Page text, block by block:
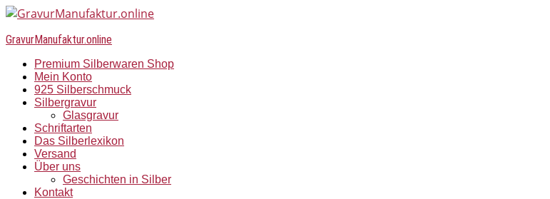
GravurManufaktur.online
Premium Silberwaren Shop
Mein Konto
925 Silberschmuck
Silbergravur
Glasgravur
Schriftarten
Das Silberlexikon
Versand
Über uns
Geschichten in Silber
Kontakt